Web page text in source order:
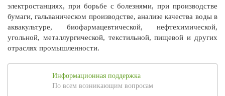
электростанциях, при борьбе с болезнями, при производстве
бумаги, гальваническом производстве, анализе качества воды в
аквакультуре, биофармацевтической, нефтехимической,
угольной, металлургической, текстильной, пищевой и других
отраслях промышленности.
Информационная поддержка
По всем возникающим вопросам